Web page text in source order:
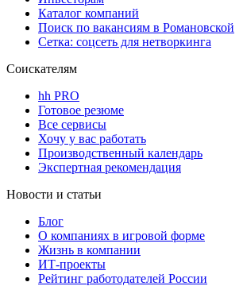
Каталог компаний
Поиск по вакансиям в Романовской
Сетка: соцсеть для нетворкинга
Соискателям
hh PRO
Готовое резюме
Все сервисы
Хочу у вас работать
Производственный календарь
Экспертная рекомендация
Новости и статьи
Блог
О компаниях в игровой форме
Жизнь в компании
ИТ-проекты
Рейтинг работодателей России